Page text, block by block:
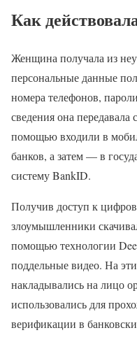
Как
Женщина получала из
персональные данные
номера телефонов,
сведения она
помощью входили в
банков, а затем — в
систему BankID.
Получив доступ к
злоумышленники
помощью технологии
поддельные видео. На
накладывались на лицо
использовались для
верификации в